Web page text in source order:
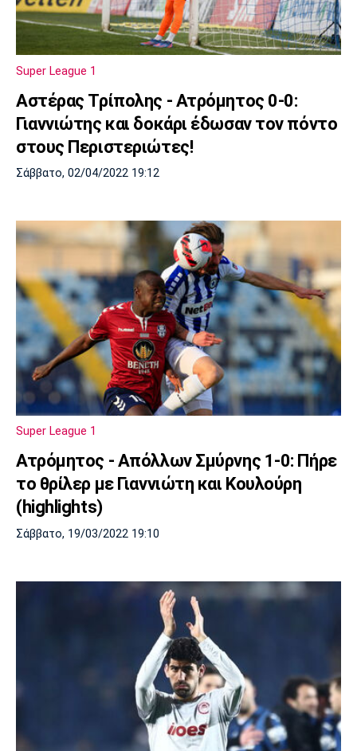
Super League 1
Aστέρας Τρίπολης - Ατρόμητος 0-0:
Γιαννιώτης και δοκάρι έδωσαν τον πόντο
στους Περιστεριώτες!
Σάββατο, 02/04/2022 19:12
Super League 1
Ατρόμητος - Απόλλων Σμύρνης 1-0: Πήρε
το θρίλερ με Γιαννιώτη και Κουλούρη
(highlights)
Σάββατο, 19/03/2022 19:10